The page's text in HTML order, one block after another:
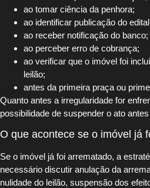
ao tomar ciência da penhora;
ao identificar publicação do
ao receber notificação do banco;
ao perceber erro de cobrança;
ao verificar que o imóvel foi
leilão;
antes da primeira praça ou
Quanto antes a irregularidade for
possibilidade de suspender o ato
O que acontece se o imóvel já
Se o imóvel já foi arrematado, a
necessário discutir anulação da
nulidade do leilão, suspensão dos